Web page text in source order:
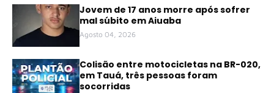
Jovem de 17 anos morre após sofrer
mal súbito em Aiuaba
Agosto 04, 2026
Colisão entre motocicletas na BR-020,
em Tauá, três pessoas foram
socorridas